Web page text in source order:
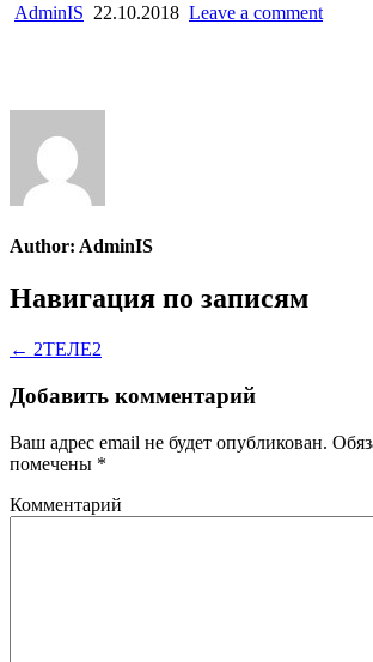
AdminIS 22.10.2018 Leave a comment
Author: AdminIS
Навигация по записям
← 2ТЕЛЕ2
Добавить комментарий
Ваш адрес email не будет опубликован.
помечены *
Комментарий